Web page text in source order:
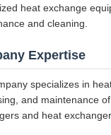
heat exchange
and cleaning.
Expertise
specializes in
and maintenance
and heat